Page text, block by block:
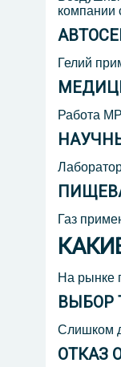
компании
Гелий
Работа
Газ
На рынке
ВЫБОР
Слишком
ОТКАЗ